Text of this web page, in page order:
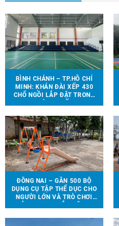
BÌNH CHÁNH – TP.HỒ CHÍ
MINH: KHÁN ĐÀI XẾP 430
CHỔ NGỒI LẮP ĐẶT TRONG
ĐỒNG NAI – GẦN 500 BỘ
DỤNG CỤ TẬP THỂ DỤC CHO
NGƯỜI LỚN VÀ TRÒ CHƠI